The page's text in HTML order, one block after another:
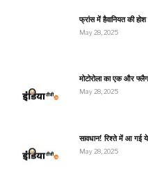
फ्रांस में हैवानियत की
May 28, 2025
मोटोरोला का एक और
May 28, 2025
सावधान! रिश्ते में आ गई
May 28, 2025